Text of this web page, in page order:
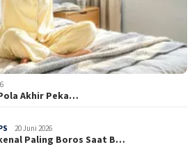
Akhir Peka…
20 Juni 2026
Paling Boros Saat B…